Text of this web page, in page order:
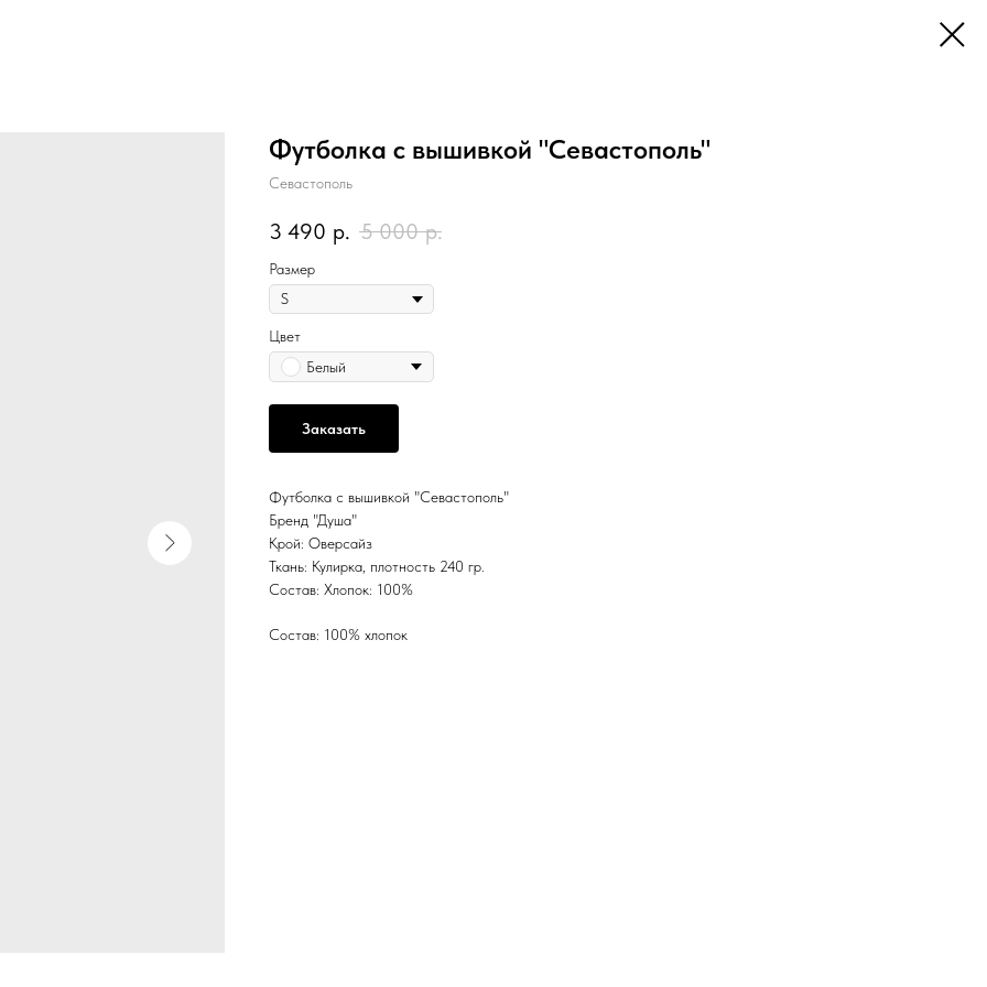
Футболка с вышивкой "Севастополь"
Севастополь
3 490 р. 5 000 р.
Размер
Цвет
Белый
Заказать
Футболка с вышивкой "Севастополь"
Бренд "Душа"
Крой: Оверсайз
Ткань: Кулирка, плотность 240 гр.
Состав: Хлопок: 100%
Состав: 100% хлопок